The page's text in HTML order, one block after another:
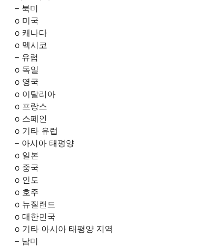
– 북미
o 미국
o 캐나다
o 멕시코
– 유럽
o 독일
o 영국
o 이탈리아
o 프랑스
o 스페인
o 기타 유럽
– 아시아 태평양
o 일본
o 중국
o 인도
o 호주
o 뉴질랜드
o 대한민국
o 기타 아시아 태평양 지역
– 남미